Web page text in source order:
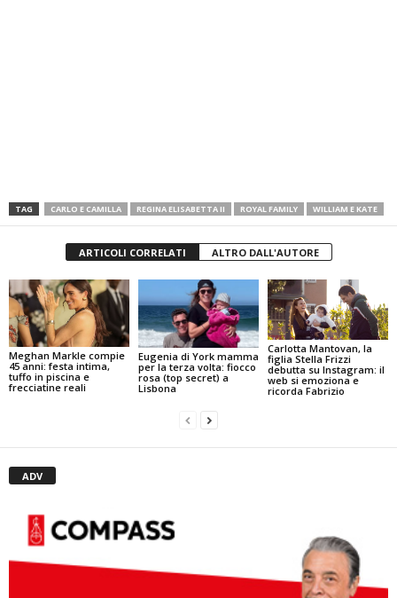
TAG CARLO E CAMILLA REGINA ELISABETTA II ROYAL FAMILY WILLIAM E KATE
ARTICOLI CORRELATI ALTRO DALL'AUTORE
Meghan Markle compie
45 anni: festa intima,
tuffo in piscina e
frecciatine reali
Eugenia di York mamma
per la terza volta: fiocco
rosa (top secret) a
Lisbona
Carlotta Mantovan, la
figlia Stella Frizzi
debutta su Instagram: il
web si emoziona e
ricorda Fabrizio
ADV